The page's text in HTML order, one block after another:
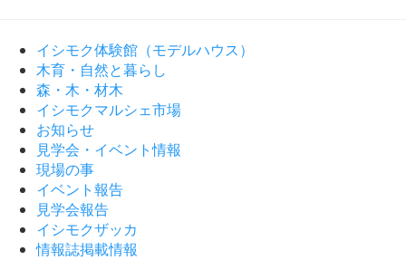
イシモク体験館（モデルハウス）
木育・自然と暮らし
森・木・材木
イシモクマルシェ市場
お知らせ
見学会・イベント情報
現場の事
イベント報告
見学会報告
イシモクザッカ
情報誌掲載情報